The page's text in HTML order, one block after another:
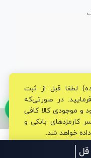
محفوظ می‌باشد.
لطفا قبل از ثبت
در صورتی‌که
موجودی کالا کافی
کارمزدهای بانکی و
خواهد شد.